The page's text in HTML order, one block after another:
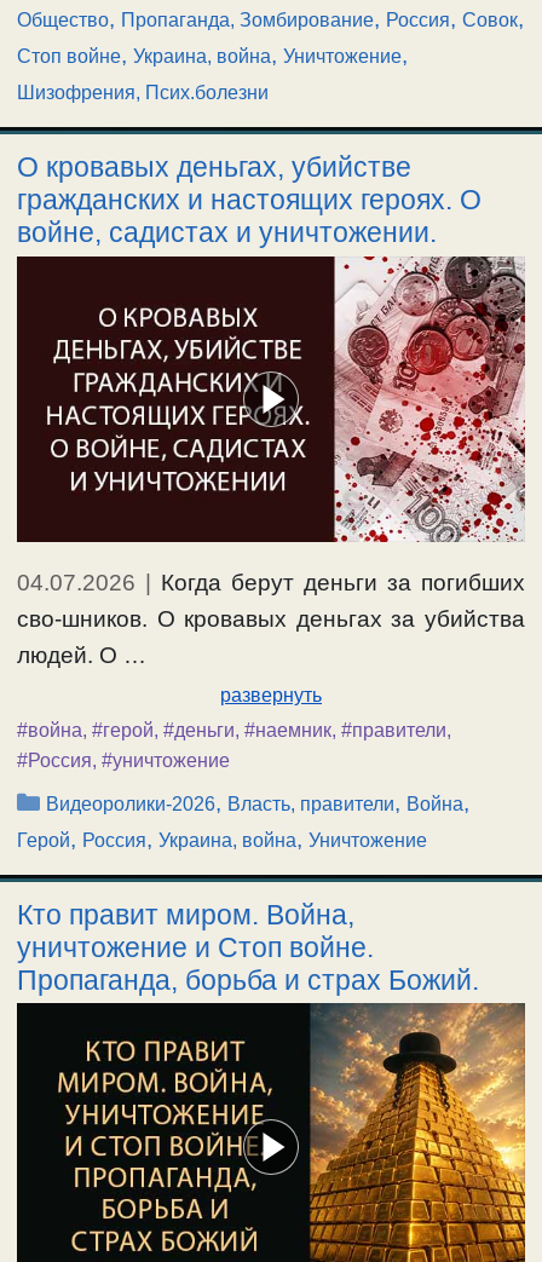
Общество, Пропаганда, Зомбирование, Россия, Совок,
Стоп войне, Украина, война, Уничтожение,
Шизофрения, Псих.болезни
О кровавых деньгах, убийстве
гражданских и настоящих героях. О
войне, садистах и уничтожении.
04.07.2026 | Когда берут деньги за погибших
сво-шников. О кровавых деньгах за убийства
людей. О …
развернуть
#война, #герой, #деньги, #наемник, #правители,
#Россия, #уничтожение
Рубрики
Видеоролики-2026, Власть, правители, Война,
Герой, Россия, Украина, война, Уничтожение
Кто правит миром. Война,
уничтожение и Стоп войне.
Пропаганда, борьба и страх Божий.